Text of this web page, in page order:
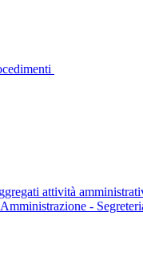
attività
Amministrazione -